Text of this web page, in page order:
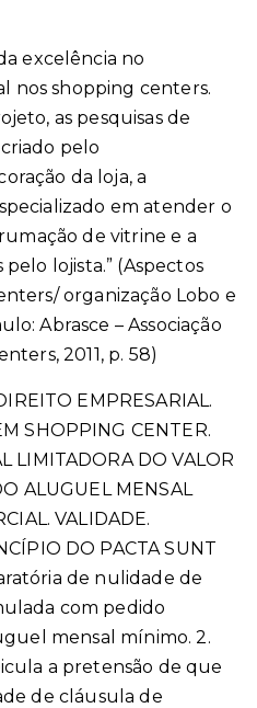
excelência no
nos shopping centers.
as pesquisas de
pelo
da loja, a
em atender o
de vitrine e a
lojista.” (Aspectos
organização Lobo e
Abrasce – Associação
2011, p. 58)
EMPRESARIAL.
SHOPPING CENTER.
LIMITADORA DO VALOR
ALUGUEL MENSAL
VALIDADE.
DO PACTA SUNT
de nulidade de
com pedido
mensal mínimo. 2.
a pretensão de que
de cláusula de